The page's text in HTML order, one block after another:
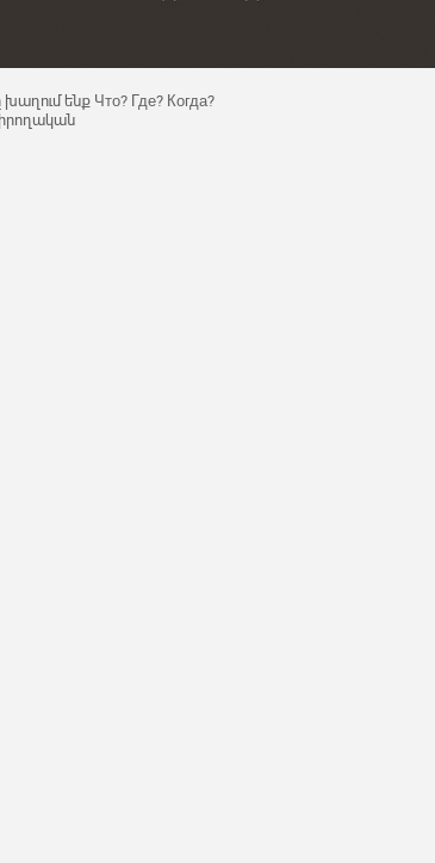
ենք Что? Где? Когда?